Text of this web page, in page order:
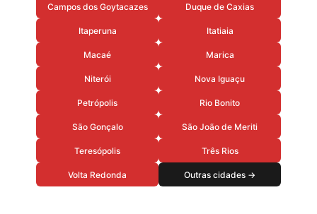
Campos dos Goytacazes Duque de Caxias
Itaperuna Itatiaia
Macaé Marica
Niterói Nova Iguaçu
Petrópolis Rio Bonito
São Gonçalo São João de Meriti
Teresópolis Três Rios
Volta Redonda Outras cidades →